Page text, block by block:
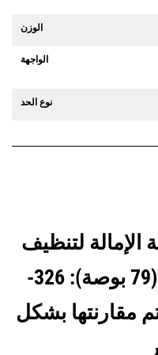
الوزن
الواجهة
نوع الحد
الإمالة لتنظيف
الحُفر سعة 2000 مم (79 بوصة): 326-
تتم مقارنتها بشكل